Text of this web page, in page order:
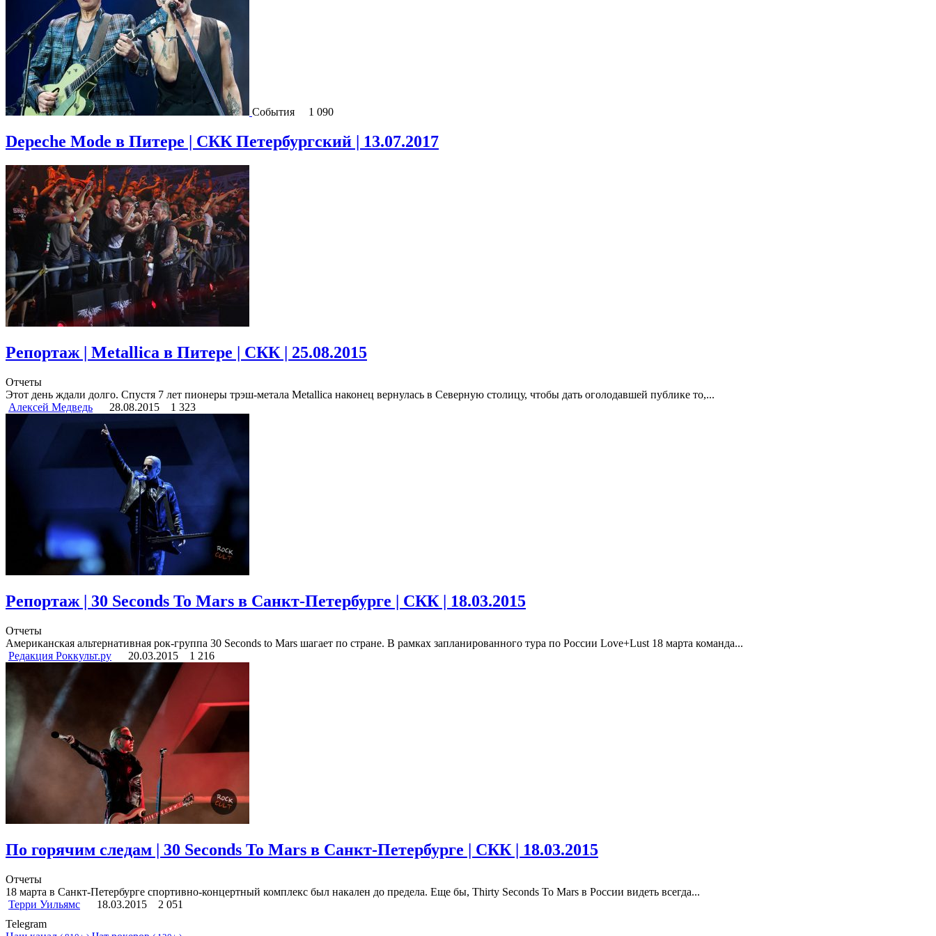
События 1 090
Depeche Mode в Питере | СКК Петербургский | 13.07.2017
Репортаж | Metallica в Питере | СКК | 25.08.2015
Отчеты
Этот день ждали долго. Спустя 7 лет пионеры трэш-метала Metallica наконец вернулась в Северную столицу, чтобы дать оголодавшей публике то,...
Алексей Медведь
28.08.2015 1 323
Репортаж | 30 Seconds To Mars в Санкт-Петербурге | СКК | 18.03.2015
Отчеты
Американская альтернативная рок-группа 30 Seconds to Mars шагает по стране. В рамках запланированного тура по России Love+Lust 18 марта команда...
Редакция Роккульт.ру
20.03.2015 1 216
По горячим следам | 30 Seconds To Mars в Санкт-Петербурге | СКК | 18.03.2015
Отчеты
18 марта в Санкт-Петербурге спортивно-концертный комплекс был накален до предела. Еще бы, Thirty Seconds To Mars в России видеть всегда...
Терри Уильямс
18.03.2015
2 051
Telegram